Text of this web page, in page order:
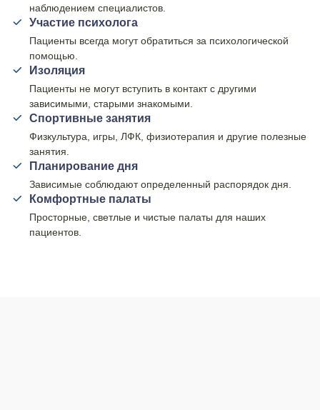
наблюдением специалистов.
Участие психолога
Пациенты всегда могут обратиться за психологической
помощью.
Изоляция
Пациенты не могут вступить в контакт с другими
зависимыми, старыми знакомыми.
Спортивные занятия
Физкультура, игры, ЛФК, физиотерапия и другие полезные
занятия.
Планирование дня
Зависимые соблюдают определенный распорядок дня.
Комфортные палаты
Просторные, светлые и чистые палаты для наших
пациентов.